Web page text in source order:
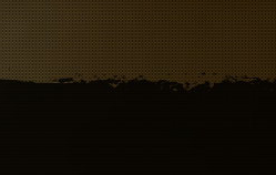
Factory
会社概要